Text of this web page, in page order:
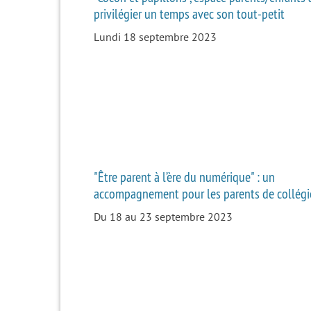
privilégier un temps avec son tout-petit
Lundi 18 septembre 2023
"Être parent à l’ère du numérique" : un
accompagnement pour les parents de
Du 18 au 23 septembre 2023